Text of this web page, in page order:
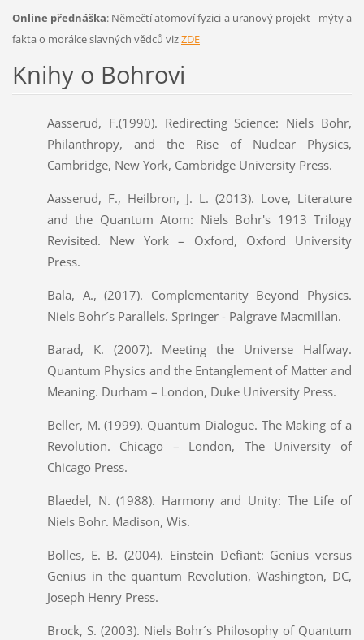
Online přednáška: Němečtí atomoví fyzici a uranový projekt - mýty a
fakta o morálce slavných vědců vizZDE
Knihy o Bohrovi
Aasserud, F.(1990). Redirecting Science: Niels Bohr,
Philanthropy, and the Rise of Nuclear Physics,
Cambridge, New York, Cambridge University Press.
Aasserud, F., Heilbron, J. L. (2013). Love, Literature
and the Quantum Atom: Niels Bohr's 1913 Trilogy
Revisited. New York – Oxford, Oxford University
Press.
Bala, A., (2017). Complementarity Beyond Physics.
Niels Bohr´s Parallels. Springer - Palgrave Macmillan.
Barad, K. (2007). Meeting the Universe Halfway.
Quantum Physics and the Entanglement of Matter and
Meaning. Durham – London, Duke University Press.
Beller, M. (1999). Quantum Dialogue. The Making of a
Revolution. Chicago – London, The University of
Chicago Press.
Blaedel, N. (1988). Harmony and Unity: The Life of
Niels Bohr. Madison, Wis.
Bolles, E. B. (2004). Einstein Defiant: Genius versus
Genius in the quantum Revolution, Washington, DC,
Joseph Henry Press.
Brock, S. (2003). Niels Bohr´s Philosophy of Quantum